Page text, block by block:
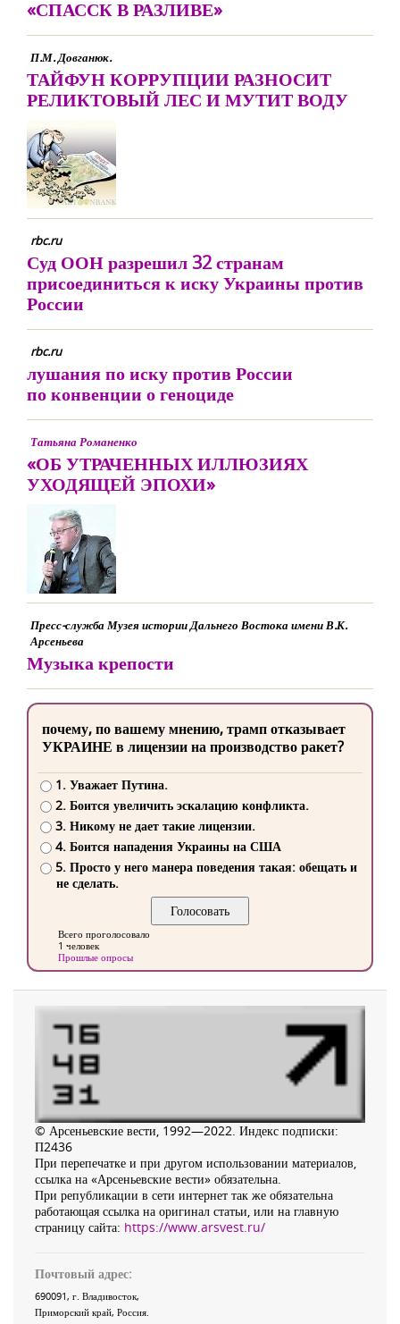
«СПАССК В РАЗЛИВЕ»
П.М. Довганюк.
ТАЙФУН КОРРУПЦИИ РАЗНОСИТ
РЕЛИКТОВЫЙ ЛЕС И МУТИТ ВОДУ
rbc.ru
Суд ООН разрешил 32 странам
присоединиться к иску Украины против
России
rbc.ru
лушания по иску против России
по конвенции о геноциде
Татьяна Романенко
«ОБ УТРАЧЕННЫХ ИЛЛЮЗИЯХ
УХОДЯЩЕЙ ЭПОХИ»
Пресс-служба Музея истории Дальнего Востока имени В.К.
Арсеньева
Музыка крепости
почему, по вашему мнению, трамп отказывает
УКРАИНЕ в лицензии на производство ракет?
1. Уважает Путина.
2. Боится увеличить эскалацию конфликта.
3. Никому не дает такие лицензии.
4. Боится нападения Украины на США
5. Просто у него манера поведения такая: обещать и
не сделать.
Всего проголосовало
1 человек
Прошлые опросы
© Арсеньевские вести, 1992—2022. Индекс подписки:
П2436
При перепечатке и при другом использовании материалов,
ссылка на «Арсеньевские вести» обязательна.
При републикации в сети интернет так же обязательна
работающая ссылка на оригинал статьи, или на главную
страницу сайта: https://www.arsvest.ru/
Почтовый адрес:
690091, г. Владивосток,
Приморский край, Россия